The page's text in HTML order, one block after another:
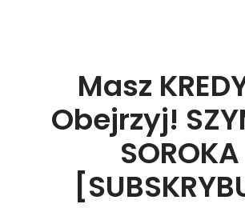
Masz
Obejrzyj!
SOROKA